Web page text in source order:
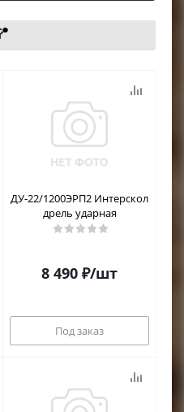
ДУ-22/1200ЭРП2 Интерскол
дрель ударная
8 490 ₽/шт
Под заказ